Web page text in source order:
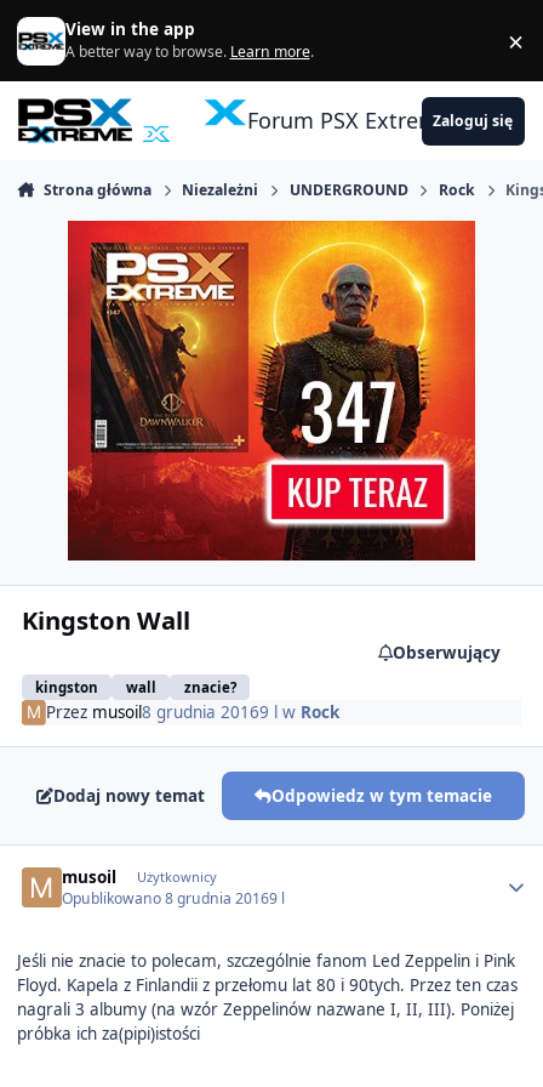
Skocz do zawartości
View in the app
A better way to browse. Learn more. ×
Forum PSX ExtremeZaloguj się
Strona główna Niezależni UNDERGROUND Rock
Kingston Wall
kingston wall znacie?
Obserwujący
Przez musoil8 grudnia 20169 l w Rock
Dodaj nowy temat Odpowiedz w tym temacie
musoil Użytkownicy
Opublikowano8 grudnia 20169 l
Jeśli nie znacie to polecam, szczególnie fanom Led Zeppelin i Pink
Floyd. Kapela z Finlandii z przełomu lat 80 i 90tych. Przez ten czas
nagrali 3 albumy (na wzór Zeppelinów nazwane I, II, III). Poniżej
próbka ich za(pipi)istości